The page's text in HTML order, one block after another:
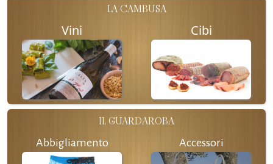
LA CAMBUSA
Vini Cibi
IL GUARDAROBA
Abbigliamento Accessori